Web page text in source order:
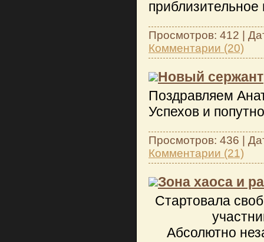
Просмотров: 412 |
Комментарии (20)
Новый сержант
Поздравляем
Успехов и
Просмотров: 436 |
Комментарии (21)
Зона хаоса и
Стартовала
Абсолютно